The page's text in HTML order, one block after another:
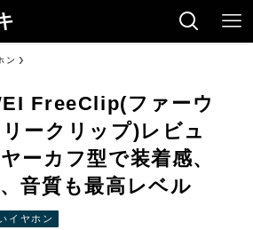
ン
FreeClip(ファーウ
ークリップ)レビュ
ーカフ型で装着感、
音質も最高レベル
イヤホン